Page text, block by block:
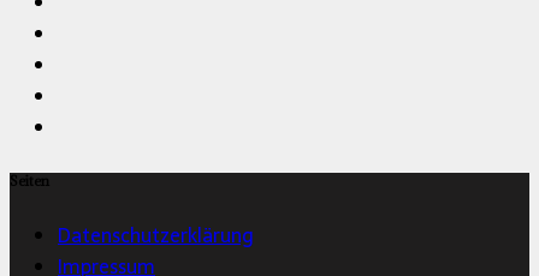
Seiten
Datenschutzerklärung
Impressum